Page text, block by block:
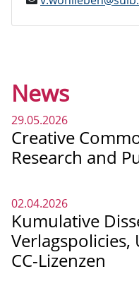
News
29.05.2026
Creative
Research and
02.04.2026
Kumulative
CC-Lizenzen